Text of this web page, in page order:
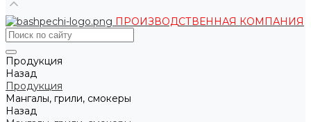
ПРОИЗВОДСТВЕННАЯ КОМПАНИЯ
Продукция
Назад
Продукция
Мангалы, грили, смокеры
Назад